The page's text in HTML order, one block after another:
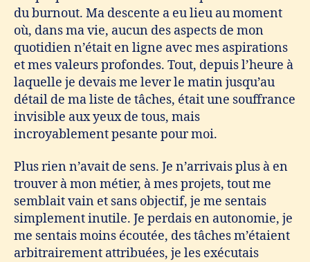
du burnout. Ma descente a eu lieu au moment
où, dans ma vie, aucun des aspects de mon
quotidien n’était en ligne avec mes aspirations
et mes valeurs profondes. Tout, depuis l’heure à
laquelle je devais me lever le matin jusqu’au
détail de ma liste de tâches, était une souffrance
invisible aux yeux de tous, mais
incroyablement pesante pour moi.
Plus rien n’avait de sens. Je n’arrivais plus à en
trouver à mon métier, à mes projets, tout me
semblait vain et sans objectif, je me sentais
simplement inutile. Je perdais en autonomie, je
me sentais moins écoutée, des tâches m’étaient
arbitrairement attribuées, je les exécutais